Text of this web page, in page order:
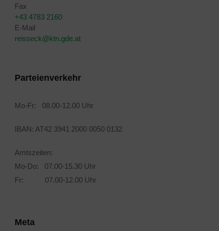
Fax
+43 4783 2160
E-Mail
reisseck@ktn.gde.at
Parteienverkehr
Mo-Fr: 08.00-12.00 Uhr
IBAN: AT42 3941 2000 0050 0132
Amtszeiten:
Mo-Do: 07.00-15.30 Uhr
Fr: 07.00-12.00 Uhr
Meta